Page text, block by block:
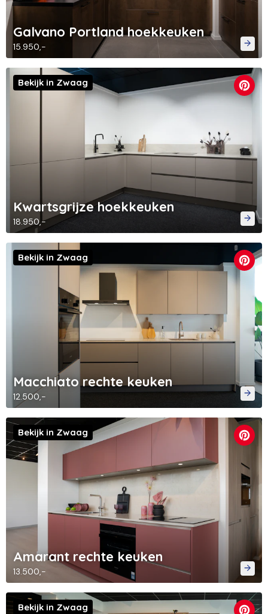
Galvano Portland hoekkeuken
15.950,-
Kwartsgrijze hoekkeuken
18.950,-
Bekijk in Zwaag
Macchiato rechte keuken
12.500,-
Bekijk in Zwaag
Amarant rechte keuken
13.500,-
Bekijk in Zwaag
Bekijk in Zwaag